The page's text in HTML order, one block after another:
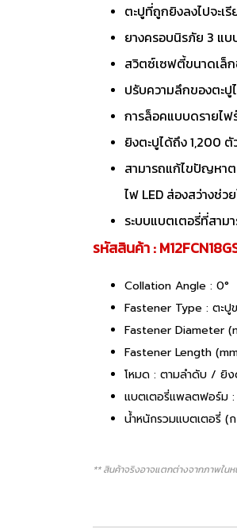
ตะปูที่ถูกยิงลงไปจะเ
ยางครอบนิรภัย 3 แบ
สวิตซ์เซฟตี้ขนาดเล็ก
ปรับความลึกของตะปู
การล็อคแบบดรายไฟ
ยิงตะปูได้ถึง 1,200
สามารถแก้ไขปัญหาต
ไฟ LED ส่องสว่างช่
ระบบแบตเตอรี่ที่สาม
รหัสสินค้า :
Collation Angle : 0°
Fastener Type : ตะปู
Fastener Diameter
Fastener Length
โหมด : ตามลำดับ / ยิง
แบตเตอรี่แพลตฟอร์ม :
น้ำหนักรวมแบตเตอรี่ (
** สินค้าจริงอาจแตกต่างจากภาพใน